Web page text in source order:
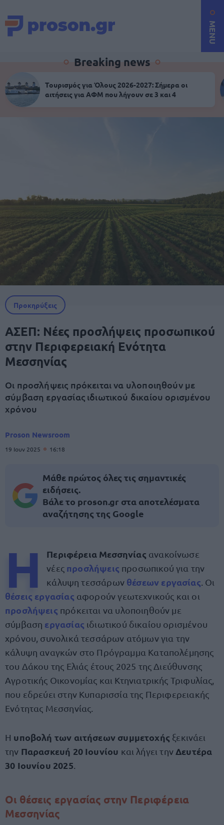
MENU
Breaking news
Τουρισμός για Όλους 2026-2027: Σήμερα οι
αιτήσεις για ΑΦΜ που λήγουν σε 3 και 4
Προκηρύξεις
ΑΣΕΠ: Νέες προσλήψεις προσωπικού
στην Περιφερειακή Ενότητα
Μεσσηνίας
Οι προσλήψεις πρόκειται να υλοποιηθούν με
σύμβαση εργασίας ιδιωτικού δικαίου ορισμένου
χρόνου
Proson Newsroom
19 Ιουν 2025 16:18
Μάθε πρώτος όλες τις σημαντικές
ειδήσεις.
Βάλε το proson.gr στα αποτελέσματα
αναζήτησης της Google
Η Περιφέρεια Μεσσηνίας ανακοίνωσε
νέες προσλήψεις προσωπικού για την
κάλυψη τεσσάρων θέσεων εργασίας . Οι
θέσεις εργασίας αφορούν γεωτεχνικούς και οι
προσλήψεις πρόκειται να υλοποιηθούν με
σύμβαση εργασίας ιδιωτικού δικαίου ορισμένου
χρόνου, συνολικά τεσσάρων ατόμων για την
κάλυψη αναγκών στο Πρόγραμμα Καταπολέμησης
του Δάκου της Ελιάς έτους 2025 της Διεύθυνσης
Αγροτικής Οικονομίας και Κτηνιατρικής Τριφυλίας,
που εδρεύει στην Κυπαρισσία της Περιφερειακής
Ενότητας Μεσσηνίας.
Η υποβολή των αιτήσεων συμμετοχής ξεκινάει
την Παρασκευή 20 Ιουνίου και λήγει την Δευτέρα
30 Ιουνίου 2025
Οι θέσεις εργασίας στην Περιφέρεια
Μεσσηνίας